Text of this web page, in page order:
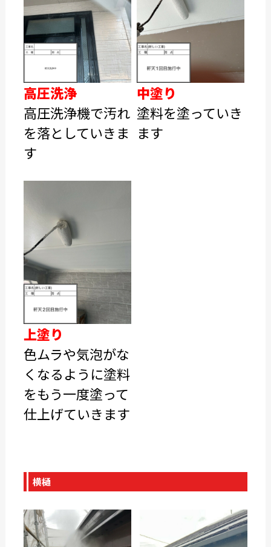
高圧洗浄
高圧洗浄機で汚れ
を落としていきま
す
中塗り
塗料を塗っていき
ます
上塗り
色ムラや気泡がな
くなるように塗料
をもう一度塗って
仕上げていきます
横樋